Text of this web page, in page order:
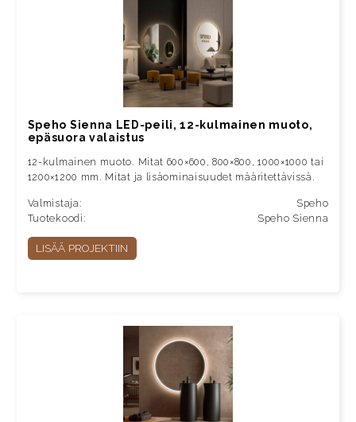
Speho Sienna LED-peili, 12-kulmainen muoto,
epäsuora valaistus
12-kulmainen muoto. Mitat 600×600, 800×800, 1000×1000 tai
1200×1200 mm. Mitat ja lisäominaisuudet määritettävissä.
Valmistaja:
Speho
Tuotekoodi:
Speho Sienna
LISÄÄ PROJEKTIIN